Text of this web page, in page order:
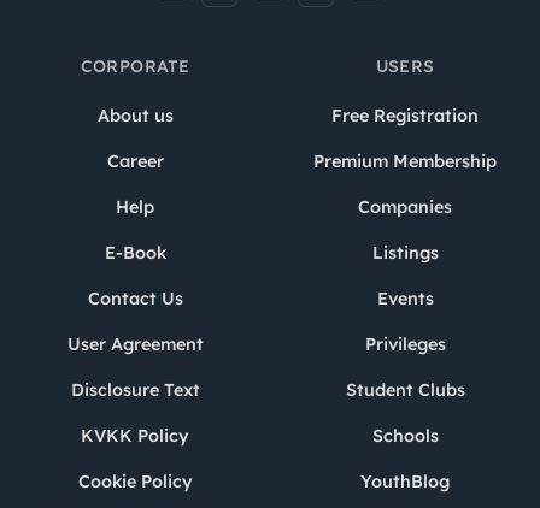
CORPORATE
About us
Career
Help
E-Book
Contact Us
User Agreement
Disclosure Text
KVKK Policy
Cookie Policy
USERS
Free Registration
Premium Membership
Companies
Listings
Events
Privileges
Student Clubs
Schools
YouthBlog